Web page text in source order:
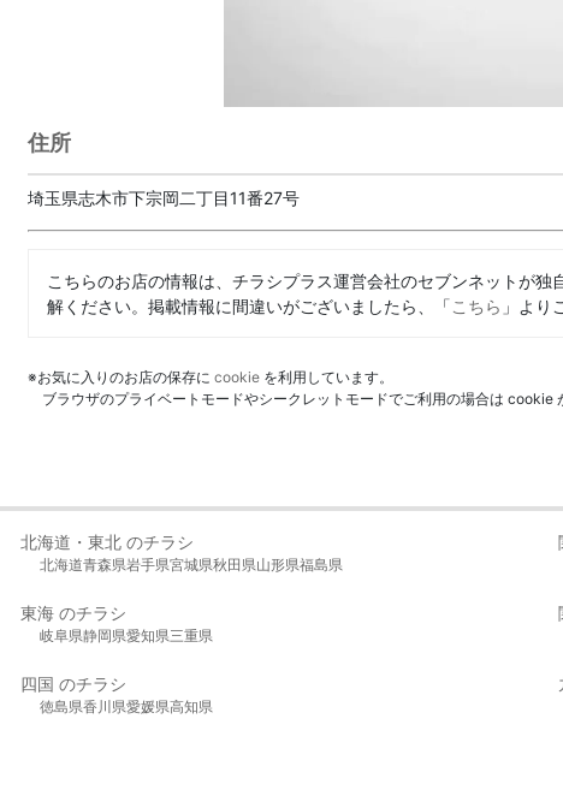
住所
埼玉県志木市下宗岡二丁目11番27号
こちらのお店の情報は、チラシプラス運営会社のセブンネットが
解ください。掲載情報に間違いがございましたら、「こちら 」より
※お気に入りのお店の保存に cookie を利用しています。
ブラウザのプライベートモードやシークレットモードでご利用の場合は cookie
北海道・東北 のチラシ
北海道青森県岩手県宮城県秋田県山形県福島県
東海 のチラシ
岐阜県静岡県愛知県三重県
四国 のチラシ
徳島県香川県愛媛県高知県